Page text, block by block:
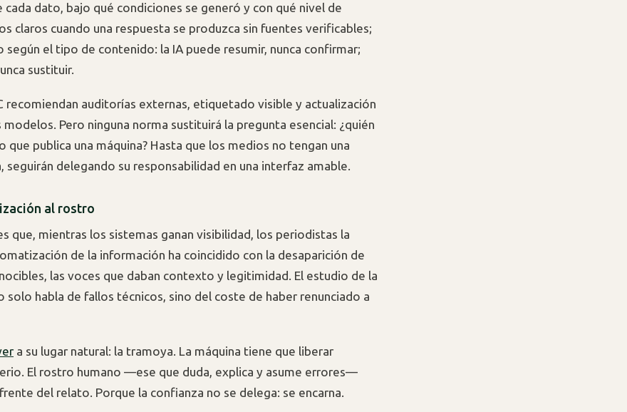
cada dato, bajo qué condiciones se generó y con qué nivel de
claros cuando una respuesta se produzca sin fuentes verificables;
según el tipo de contenido: la IA puede resumir, nunca confirmar;
sustituir.
recomiendan auditorías externas, etiquetado visible y actualización
Pero ninguna norma sustituirá la pregunta esencial: ¿quién
que publica una máquina? Hasta que los medios no tengan una
seguirán delegando su responsabilidad en una interfaz amable.
al rostro
que, mientras los sistemas ganan visibilidad, los periodistas la
de la información ha coincidido con la desaparición de
las voces que daban contexto y legitimidad. El estudio de la
solo habla de fallos técnicos, sino del coste de haber renunciado a
a su lugar natural: la tramoya. La máquina tiene que liberar
El rostro humano —ese que duda, explica y asume errores—
del relato. Porque la confianza no se delega: se encarna.